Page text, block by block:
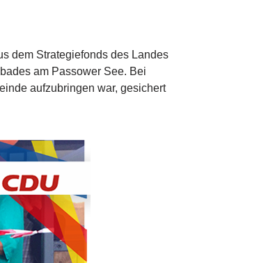
dem Strategiefonds des Landes
am Passower See. Bei
aufzubringen war, gesichert